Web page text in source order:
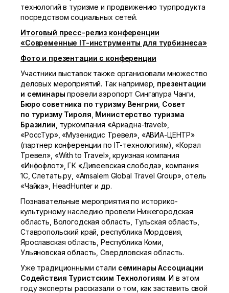
технологий в туризме и продвижению турпродукта
посредством социальных сетей.
Итоговый пресс-релиз конференции
«Современные IT-инструменты для турбизнеса»
Фото и презентации с конференции
Участники выставок также организовали множество
деловых мероприятий. Так например, презентации
и семинары провели аэропорт Сингапура Чанги,
Бюро советника по туризму Венгрии Совет
по туризму Тироля Министерство туризма
Бразилии , туркомпания «Ариадна-travel»,
«РоссТур», «Музенидис Тревел», «АВИА-ЦЕНТР»
(партнер конференции по IT-технологиям), «Корал
Тревел», «With to Travel», круизная компания
«Инфофлот», ГК «Дивеевская слобода», компания
1С, Слетать.ру, «Аmsalem Global Travel Group», отель
«Чайка», HeadHunter и др.
Познавательные мероприятия по историко-
культурному наследию провели Нижегородская
область, Вологодская область, Тульская область,
Ставропольский край, республика Мордовия,
Ярославская область, Республика Коми,
Ульяновская область, Свердловская область.
Уже традиционными стали семинары Ассоциации
Содействия Туристским Технологиям. И в этом
году эксперты рассказали о том, как заставить свой